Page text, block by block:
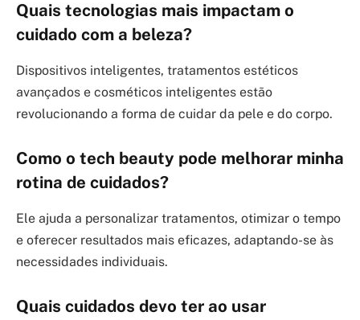
Quais tecnologias mais impactam o
cuidado com a beleza?
Dispositivos inteligentes, tratamentos estéticos
avançados e cosméticos inteligentes estão
revolucionando a forma de cuidar da pele e do corpo.
Como o tech beauty pode melhorar minha
rotina de cuidados?
Ele ajuda a personalizar tratamentos, otimizar o tempo
e oferecer resultados mais eficazes, adaptando-se às
necessidades individuais.
Quais cuidados devo ter ao usar